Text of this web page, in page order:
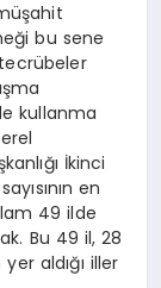
bu sene
kullanma
İkinci
en
49 ilde
Bu 49 il, 28
yer aldığı iller